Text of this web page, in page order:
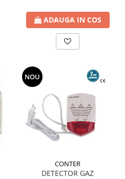
ADAUGA IN COS
NOU
CONTER
DETECTOR GAZ